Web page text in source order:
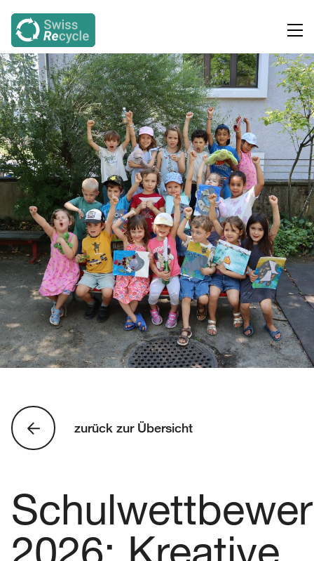
zurück zur Übersicht
2026: Kreative